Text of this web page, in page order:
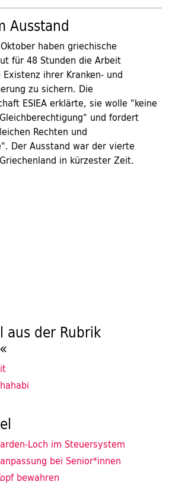
Ausstand
haben griechische
für 48 Stunden die Arbeit
ihrer Kranken- und
zu sichern. Die
ESIEA erklärte, sie wolle "keine
und fordert
Rechten und
Der Ausstand war der vierte
in kürzester Zeit.
aus der Rubrik
Loch im Steuersystem
bei Senior*innen
bewahren